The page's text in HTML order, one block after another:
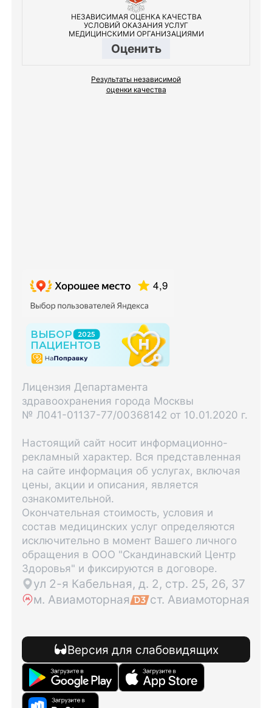
НЕЗАВИСИМАЯ ОЦЕНКА КАЧЕСТВА
УСЛОВИЙ ОКАЗАНИЯ УСЛУГ
МЕДИЦИНСКИМИ ОРГАНИЗАЦИЯМИ
Оценить
Результаты независимой
оценки качества
Лицензия Департамента
здравоохранения города Москвы
№ Л041-01137-77/00368142 от 10.01.2020 г.
Настоящий сайт носит информационно-
рекламный характер. Вся представленная
на сайте информация об услугах, включая
цены, акции и описания, является
ознакомительной.
Окончательная стоимость, условия и
состав медицинских услуг определяются
исключительно в момент Вашего личного
обращения в ООО "Скандинавский Центр
Здоровья" и фиксируются в договоре.
ул 2-я Кабельная, д. 2, стр. 25, 26, 37
м. Авиамоторная
ст. Авиамоторная
Версия для слабовидящих